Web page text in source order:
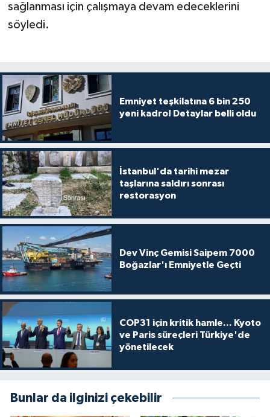
sağlanması için çalışmaya devam edeceklerini
söyledi.
Emniyet teşkilatına 6 bin 250
yeni kadro! Detaylar belli oldu
İstanbul'da tarihi mezar
taşlarına saldırı sonrası
restorasyon
Dev Vinç Gemisi Saipem 7000
Boğazlar'ı Emniyetle Geçti
COP31 için kritik hamle... Kyoto
ve Paris süreçleri Türkiye'de
yönetilecek
Bunlar da ilginizi çekebilir